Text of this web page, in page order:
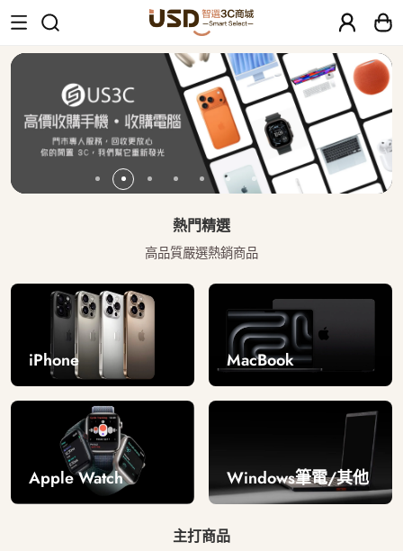
USD 智選二手3C商城｜【30天安心
熱門精選
高品質嚴選熱銷商品
iPhone MacBook
Apple Watch Windows筆電/其他
主打商品